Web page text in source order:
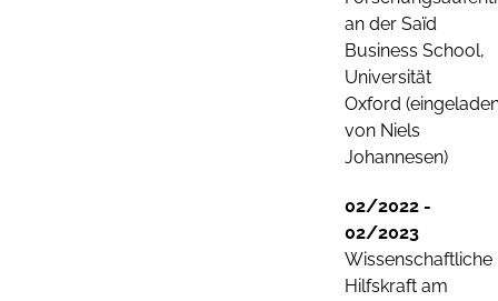
an der Saïd
Business School,
Universität
Oxford
von Niels
Johannesen)
02/2022 -
02/2023
Wissenschaftliche
Hilfskraft am